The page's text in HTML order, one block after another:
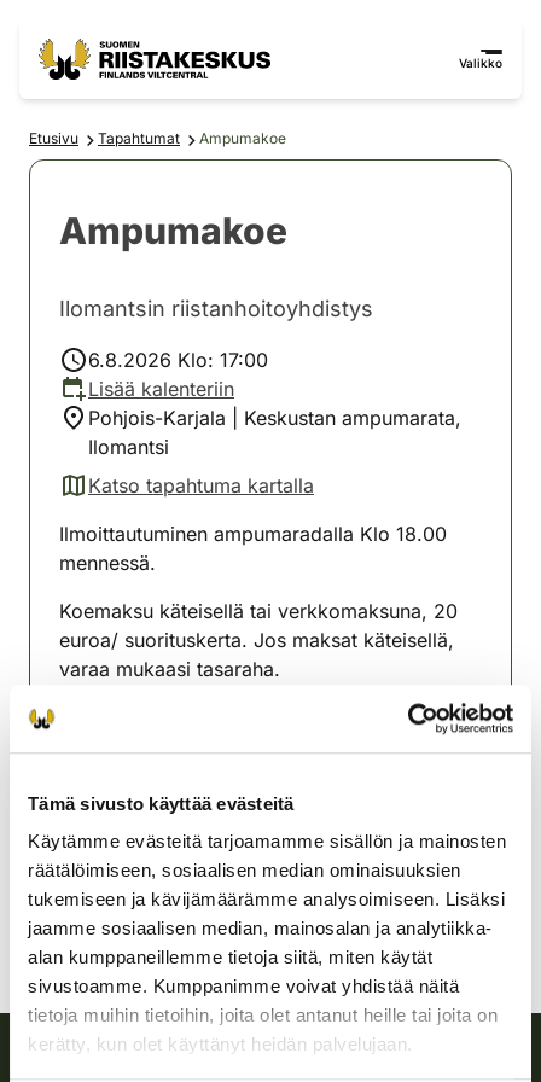
Tämä sivusto käyttää evästeitä
Käytämme evästeitä tarjoamamme sisällön ja mainosten
räätälöimiseen, sosiaalisen median ominaisuuksien
tukemiseen ja kävijämäärämme analysoimiseen. Lisäksi
jaamme sosiaalisen median, mainosalan ja analytiikka-
alan kumppaneillemme tietoja siitä, miten käytät
sivustoamme. Kumppanimme voivat yhdistää näitä
tietoja muihin tietoihin, joita olet antanut heille tai joita on
kerätty, kun olet käyttänyt heidän palvelujaan.
Valikko
Etusivu Tapahtumat Ampumakoe
Ampumakoe
Ilomantsin riistanhoitoyhdistys
6.8.2026 Klo: 17:00
Lisää kalenteriin
Pohjois-Karjala | Keskustan ampumarata,
Ilomantsi
Katso tapahtuma kartalla
(avautuu uuteen välilehteen)
Ilmoittautuminen ampumaradalla Klo 18.00
mennessä.
Koemaksu käteisellä tai verkkomaksuna, 20
euroa/ suorituskerta. Jos maksat käteisellä,
varaa mukaasi tasaraha.
Lisätietoja: Markku Kontturi +358505348597
Pohjois-Karjala
040 5887246
ilomantsi@rhy.riista.fi